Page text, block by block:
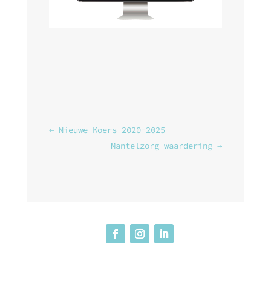
← Nieuwe Koers 2020-2025
Mantelzorg waardering →